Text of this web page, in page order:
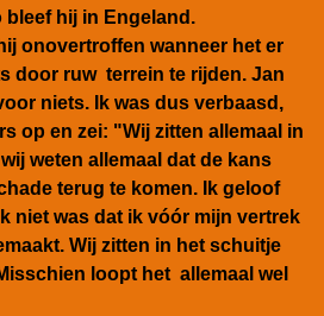
bleef hij in Engeland.
onovertroffen wanneer het er
door ruw terrein te rijden. Jan
niets. Ik was dus verbaasd,
op en zei: "Wij zitten allemaal in
weten allemaal dat de kans
terug te komen. Ik geloof
niet was dat ik vóór mijn vertrek
Wij zitten in het schuitje
loopt het allemaal wel